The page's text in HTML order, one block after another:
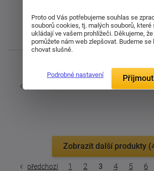
Nejnovější
Zobrazuji 96 - 144 z 325
5
Zobrazit další produkty
předchozí 6
5
4
3
2
1
Proto od Vás potřebujeme souhlas se
souborů cookies, tj. malých souborů, které
ukládají ve vašem prohlížeči. Děkujeme,
pomůžete nám web zlepšovat. Budeme
chovat slušně.
Podrobné nastavení